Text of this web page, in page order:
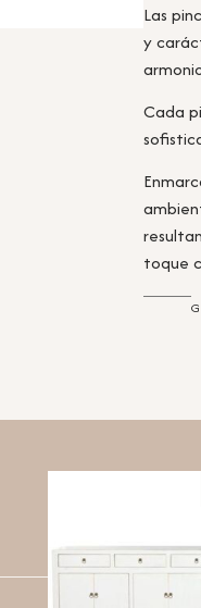
Las
y
Cada
toque